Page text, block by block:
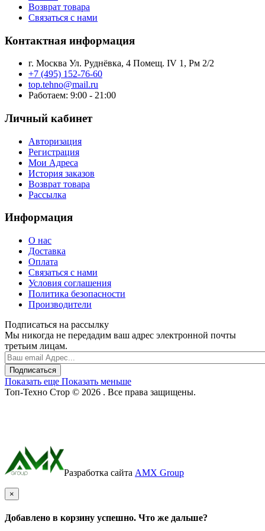
Возврат товара
Связаться с нами
Контактная информация
г. Москва Ул. Руднёвка, 4 Помещ. IV 1, Рм 2/2
+7 (495) 152-76-60
top.tehno@mail.ru
Работаем: 9:00 - 21:00
Личный кабинет
Авторизация
Регистрация
Мои Адреса
История заказов
Возврат товара
Рассылка
Информация
О нас
Доставка
Оплата
Связаться с нами
Условия соглашения
Политика безопасности
Производители
Подписаться на рассылку
Мы никогда не передадим ваш адрес электронной почты
третьим лицам.
Подписаться
Показать еще Показать меньше
Топ-Техно Стор © 2026 . Все права защищены.
Разработка сайта AMX Group
×
Добавлено в корзину успешно. Что же дальше?